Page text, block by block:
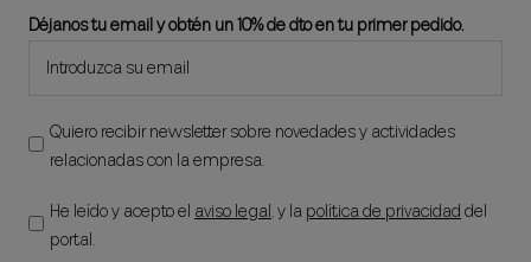
Déjanos tu email y obtén un 10% de dto en tu primer pedido.
Quiero recibir newsletter sobre novedades y actividades
relacionadas con la empresa.
He leído y acepto el aviso legal, y lapolítica de privacidaddel
portal.